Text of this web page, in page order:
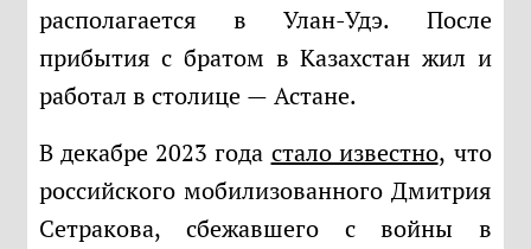
располагается в Улан-Удэ. После
прибытия с братом в Казахстан жил и
работал в столице — Астане.
В декабре 2023 года стало известно, что
российского мобилизованного Дмитрия
Сетракова, сбежавшего с войны в